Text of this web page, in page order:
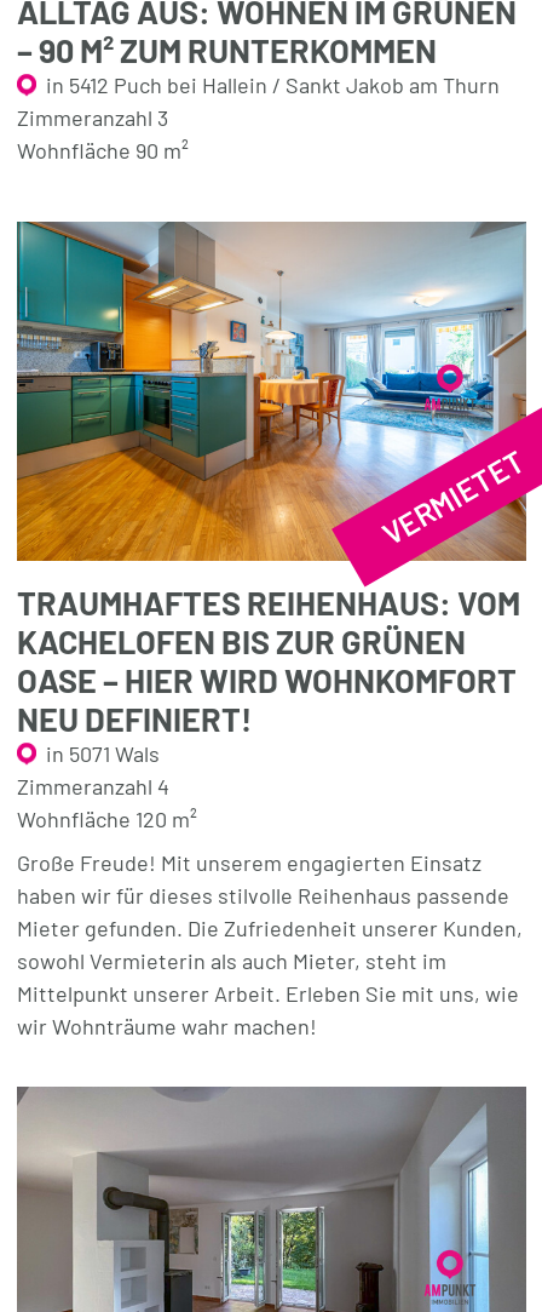
ALLTAG AUS: WOHNEN IM GRÜNEN
– 90 M² ZUM RUNTERKOMMEN
in 5412 Puch bei Hallein / Sankt Jakob am Thurn
Zimmeranzahl 3
Wohnfläche 90 m²
VERMIETET
TRAUMHAFTES REIHENHAUS: VOM
KACHELOFEN BIS ZUR GRÜNEN
OASE – HIER WIRD WOHNKOMFORT
NEU DEFINIERT!
in 5071 Wals
Zimmeranzahl 4
Wohnfläche 120 m²
Große Freude! Mit unserem engagierten Einsatz
haben wir für dieses stilvolle Reihenhaus passende
Mieter gefunden. Die Zufriedenheit unserer Kunden,
sowohl Vermieterin als auch Mieter, steht im
Mittelpunkt unserer Arbeit. Erleben Sie mit uns, wie
wir Wohnträume wahr machen!